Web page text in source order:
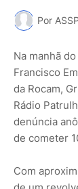
Por
Na manhã
Francisco
da Rocam,
Rádio
denúncia
de cometer
Com